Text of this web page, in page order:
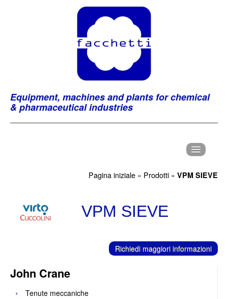
Equipment, machines and plants for chemical
& pharmaceutical industries
Home
Prodotti
Contatti
Pagina iniziale » Prodotti » VPM SIEVE
VPM SIEVE
Richiedi maggiori informazioni
John Crane
Tenute meccaniche